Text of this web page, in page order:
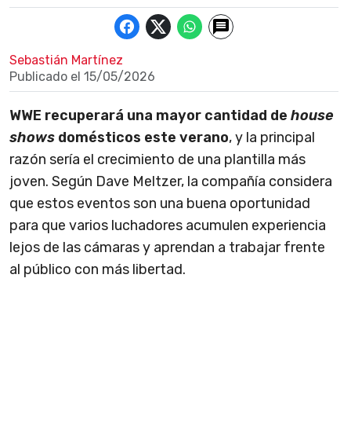
Sebastián Martínez
Publicado el 15/05/2026
WWE recuperará una mayor cantidad de house
shows domésticos este verano, y la principal
razón sería el crecimiento de una plantilla más
joven. Según Dave Meltzer, la compañía considera
que estos eventos son una buena oportunidad
para que varios luchadores acumulen experiencia
lejos de las cámaras y aprendan a trabajar frente
al público con más libertad.